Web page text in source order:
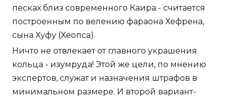
песках близ современного Каира - считается
построенным по велению фараона Хефрена,
сына Хуфу (Хеопса).
Ничто не отвлекает от главного украшения
кольца - изумруда! Этой же цели, по мнению
экспертов, служат и назначения штрафов в
минимальном размере. И второй вариант-